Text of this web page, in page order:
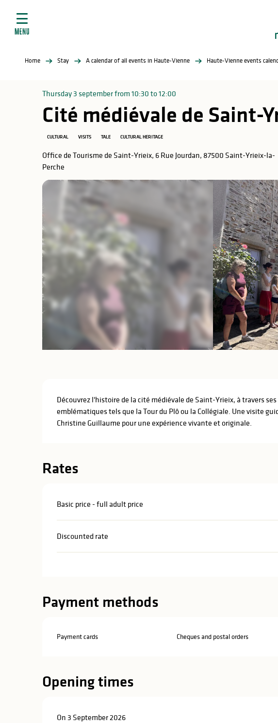
contenu
MENU
Home Stay A calendar of all events in Haute-Vienne Haute-Vienne events
Thursday 3 september from 10:30 to 12:00
Cité médiévale de Saint-
CULTURAL VISITS TALE CULTURAL HERITAGE
Office de Tourisme de Saint-Yrieix, 6 Rue Jourdan, 87500 Saint-Yrieix-la-
Perche
Description
Découvrez l'histoire de la cité médiévale de Saint-Yrieix, à travers
emblématiques tels que la Tour du Plô ou la Collégiale. Une visite
Christine Guillaume pour une expérience vivante et originale.
Rates
Basic price - full adult price
Discounted rate
Payment methods
Payment cards Cheques and postal orders
Opening times
On 3 September 2026